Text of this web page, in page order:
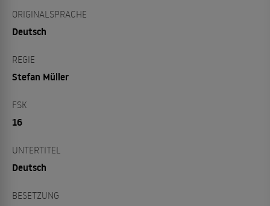
ORIGINALSPRACHE
Deutsch
REGIE
Stefan Müller
FSK
16
UNTERTITEL
Deutsch
BESETZUNG